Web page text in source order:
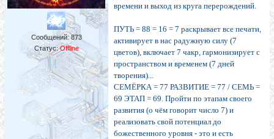
Сообщений:873
Статус:Offline
времени и выход из круга перерождений.
ПУТЬ = 88 = 16 = 7 раскрывает все печати,
активирует в нас радужную силу (7
цветов), включает 7 чакр, гармонизирует с
пространством и временем (7 дней
творения)...
СЕМЁРКА = 77 РАЗВИТИЕ = 77 / СЕМЬ =
69 ЭТАП = 69. Пройти по этапам своего
развития (о чём говорит число 7) и
реализовать свой потенциал до
божественного уровня - это и есть